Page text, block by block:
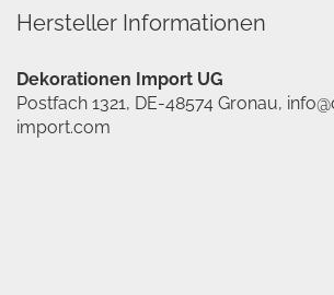
Hersteller Informationen
Dekorationen Import UG
Postfach 1321, DE-48574 Gronau,
import.com